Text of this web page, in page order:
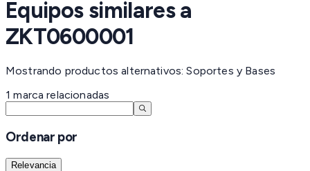
Equipos similares a
ZKT0600001
Mostrando productos alternativos: Soportes y Bases
1 marca relacionadas
Ordenar por
Relevancia